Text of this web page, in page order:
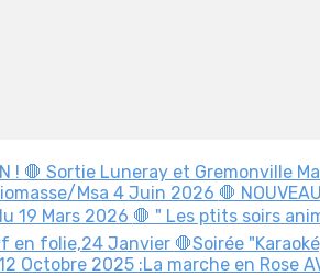
! 🛑 Sortie Luneray et Gremonville
Msa 4 Juin 2026 🛑
19 Mars 2026 🛑 " Les ptits soirs
en folie,24 Janvier 🛑Soirée
Octobre 2025 :La marche en Rose